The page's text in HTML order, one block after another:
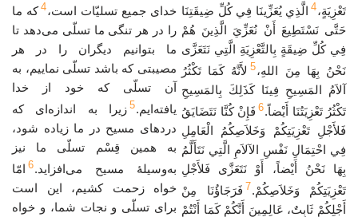
تَعْزِيَةٍ،4 الَّذِي يُعَزِّينَا فِي كُلِّ ضِيقَتِنَا
حَتَّى نَسْتَطِيعَ أَنْ نُعَزِّيَ الَّذِينَ هُمْ
فِي كُلِّ ضِيقَةٍ بِالتَّعْزِيَةِ الَّتِي نَتَعَزَّى
نَحْنُ بِهَا مِنَ اللهِ،5 لأَنَّهُ كَمَا تَكْثُرُ
آلاَمُ المَسِيحِ فِينَا كَذَلِكَ بِالمَسِيحِ
تَكْثُرُ تَعْزِيَتُنَا أَيْضاً.6 فَإِنْ كُنَّا نَتَضَايَقُ
فَلأَجْلِ تَعْزِيَتِكُمْ وَخَلاَصِكُمُ الْعَامِلِ
فِي احْتِمَالِ نَفْسِ الآلاَمِ الَّتِي نَتَأَلَّمُ
بِهَا نَحْنُ أَيْضاً، أَوْ نَتَعَزَّى فَلأَجْلِ
تَعْزِيَتِكُمْ وَخَلاَصِكُمْ.7 فَرَجَاؤُنَا مِنْ
أَجْلِكُمْ ثَابِتٌ، عَالِمِينَ أَنَّكُمْ كَمَا أَنْتُمْ
خدای جمیع تسلیّات است،4 که ما
را در هر تنگی ما تسلّی می‌دهد تا
ما بتوانیم دیگران را در هر
مصیبتی که باشد تسلّی نماییم، به
آن تسلّی که خود از خدا
یافته‌ایم.5 زیرا به اندازه‌ای که
دردهای مسیح در ما زیاده شود،
به همین قِسْم تسلّی ما نیز
به‌وسیلهٔ مسیح می‌افزاید.6 امّا
خواه زحمت کشیم، این است
برای تسلّی و نجات شما، و خواه